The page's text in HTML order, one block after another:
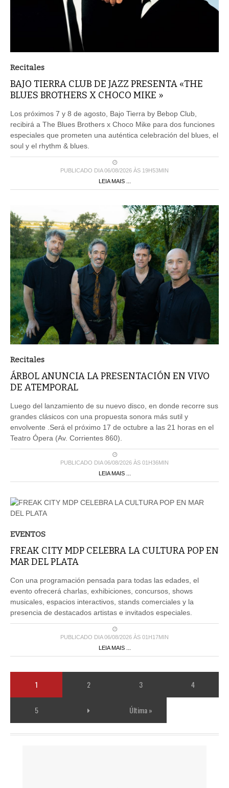
Recitales
BAJO TIERRA CLUB DE JAZZ PRESENTA «THE
BLUES BROTHERS X CHOCO MIKE »
Los próximos 7 y 8 de agosto, Bajo Tierra by Bebop Club,
recibirá a The Blues Brothers x Choco Mike para dos funciones
especiales que prometen una auténtica celebración del blues, el
soul y el rhythm & blues.
PUBLICADO DIA 06/08/2026 ÀS 19H53MIN
LEIA MAIS ...
Recitales
ÁRBOL ANUNCIA LA PRESENTACIÓN EN VIVO
DE ATEMPORAL
Luego del lanzamiento de su nuevo disco, en donde recorre sus
grandes clásicos con una propuesta sonora más sutil y
envolvente .Será el próximo 17 de octubre a las 21 horas en el
Teatro Ópera (Av. Corrientes 860).
PUBLICADO DIA 06/08/2026 ÀS 01H36MIN
LEIA MAIS ...
EVENTOS
FREAK CITY MDP CELEBRA LA CULTURA POP EN
MAR DEL PLATA
Con una programación pensada para todas las edades, el
evento ofrecerá charlas, exhibiciones, concursos, shows
musicales, espacios interactivos, stands comerciales y la
presencia de destacados artistas e invitados especiales.
PUBLICADO DIA 06/08/2026 ÀS 01H17MIN
LEIA MAIS ...
1 2 3 4
5 Última »